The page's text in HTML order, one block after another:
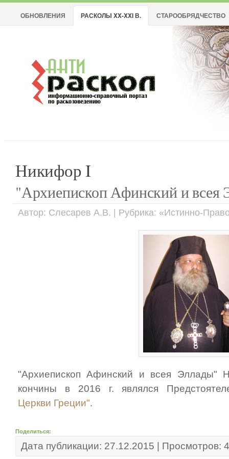
ОБНОВЛЕНИЯ РАСКОЛЫ XX-XXI В. СТАРООБРЯДЧЕСТВО
Никифор I
"Архиепископ Афинский и всея
Автор: Слесарев А.В. | Рубрика: «Истинно-
"Архиепископ Афинский и всея Эллады"
кончины в 2016 г. являлся
Церкви Греции".
Поделиться:
Дата публикации: 27.12.2015 | Просмотров: